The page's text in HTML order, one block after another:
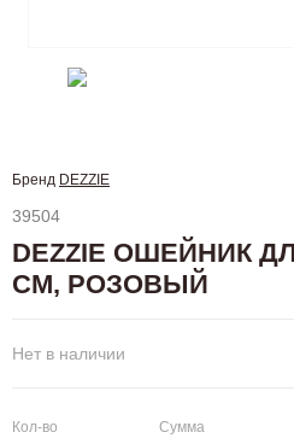
Бренд DEZZIE
39504
DEZZIE ОШЕЙНИК
СМ, РОЗОВЫЙ
Нет в наличии
Кол-во Сумма